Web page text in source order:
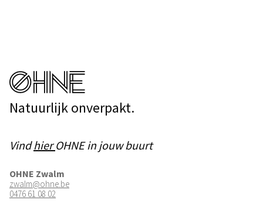
Natuurlijk onverpakt.
VindhierOHNE in jouw buurt
OHNE Zwalm
zwalm@ohne.be
0476 61 08 02